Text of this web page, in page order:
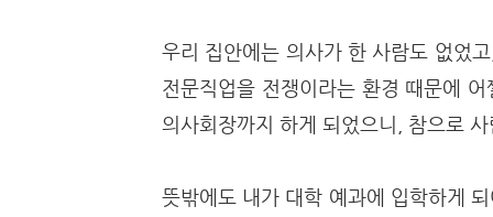
우리 집안에는 의사가 한 사람도 없었
전문직업을 전쟁이라는 환경 때문에
의사회장까지 하게 되었으니, 참으로
뜻밖에도 내가 대학 예과에 입학하게